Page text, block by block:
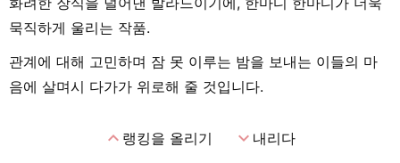
묵직하게 울리는 작품.
관계에 대해 고민하며 잠 못 이루는 밤을 보내는 이들의 마
음에 살며시 다가가 위로해 줄 것입니다.
expand_less랭킹을 올리기 expand_more내리다